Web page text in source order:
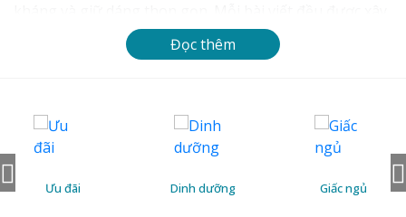
dựng dựa trên sứ mệnh “Chung tay kết nối thiên nhiên
– cho cuộc sống xanh”, mang đến cho anh/chị kiến thức
nghiệm những thay đổi tích cực ngay hôm nay!
Đọc thêm
Ưu đãi Dinh dưỡng Giấc ngủ